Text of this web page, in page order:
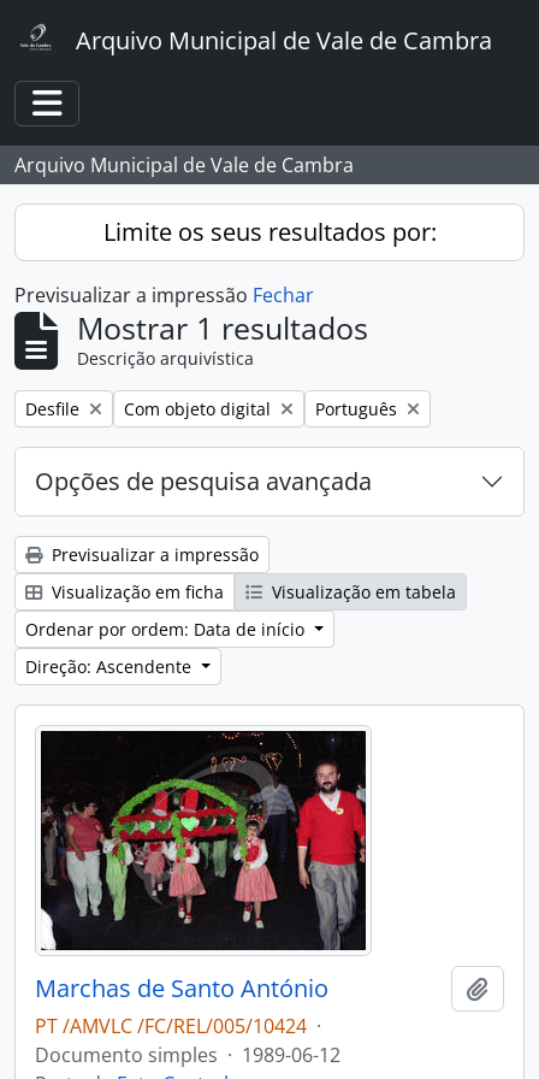
Arquivo Municipal de Vale de Cambra
Toggle navigation
Arquivo Municipal de Vale de Cambra
Limite os seus resultados por:
Previsualizar a impressão Fechar
Mostrar 1 resultados
Descrição arquivística
Remover filtro:
Desfile Remover filtro:
Com objeto digital Remover filtro:
Português
Opções de pesquisa avançada
Previsualizar a impressão
Visualização em ficha
Visualização em tabela
Ordenar por ordem: Data de início
Direção: Ascendente
Marchas de Santo António
PT /AMVLC /FC/REL/005/10424 ·
Documento simples · 1989-06-12